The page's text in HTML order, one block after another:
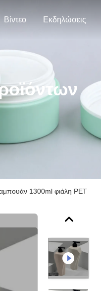
Βίντεο Εκδηλώσεις
1300ml φιάλη PET